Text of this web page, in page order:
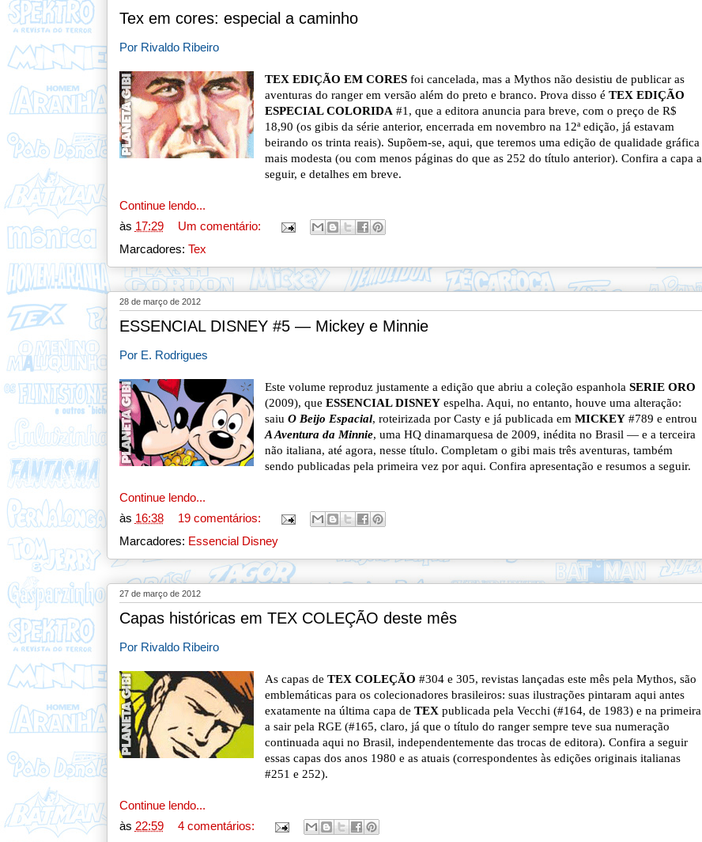
Tex em cores: especial a caminho
Por Rivaldo Ribeiro
TEX EDIÇÃO EM CORES foi cancelada, mas a Mythos não desistiu de publicar as
aventuras do ranger em versão além do preto e branco. Prova disso éTEX EDIÇÃO
ESPECIAL COLORIDA #1, que a editora anuncia para breve, com o preço de R$
18,90 (os gibis da série anterior, encerrada em novembro na 12ª edição, já estavam
beirando os trinta reais). Supõem-se, aqui, que teremos uma edição de qualidade gráfica
mais modesta (ou com menos páginas do que as 252 do título anterior). Confira a capa a
seguir, e detalhes em breve.
Continue lendo...
às 17:29
Um comentário:
Marcadores: Tex
28 de março de 2012
ESSENCIAL DISNEY #5 — Mickey e Minnie
Por E. Rodrigues
Este volume reproduz justamente a edição que abriu a coleção espanholaSERIE ORO
(2009), queESSENCIAL DISNEY espelha. Aqui, no entanto, houve uma alteração:
saiuO Beijo Espacial, roteirizada por Casty e já publicada emMICKEY #789 e entrou
A Aventura da Minnie, uma HQ dinamarquesa de 2009, inédita no Brasil — e a terceira
não italiana, até agora, nesse título. Completam o gibi mais três aventuras, também
sendo publicadas pela primeira vez por aqui. Confira apresentação e resumos a seguir.
Continue lendo...
às 16:38
19 comentários:
Marcadores: Essencial Disney
27 de março de 2012
Capas históricas em TEX COLEÇÃO deste mês
Por Rivaldo Ribeiro
As capas deTEX COLEÇÃO #304 e 305, revistas lançadas este mês pela Mythos, são
emblemáticas para os colecionadores brasileiros: suas ilustrações pintaram aqui antes
exatamente na última capa deTEX publicadapela Vecchi (#164, de 1983) e na primeira
a sair pela RGE (#165, claro, já que o título do ranger sempre teve sua numeração
continuada aqui no Brasil, independentemente das trocas de editora). Confira a seguir
essas capas dos anos 1980 e as atuais (correspondentes às edições originais italianas
#251 e 252).
Continue lendo...
às 22:59
4 comentários: